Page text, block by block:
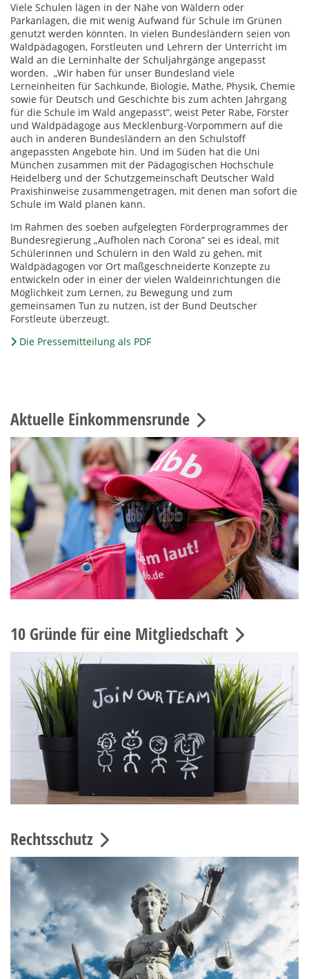
Viele Schulen lägen in der Nähe von Wäldern oder
Parkanlagen, die mit wenig Aufwand für Schule im Grünen
genutzt werden könnten. In vielen Bundesländern seien von
Waldpädagogen, Forstleuten und Lehrern der Unterricht im
Wald an die Lerninhalte der Schuljahrgänge angepasst
worden. „Wir haben für unser Bundesland viele
Lerneinheiten für Sachkunde, Biologie, Mathe, Physik, Chemie
sowie für Deutsch und Geschichte bis zum achten Jahrgang
für die Schule im Wald angepasst“, weist Peter Rabe, Förster
und Waldpädagoge aus Mecklenburg-Vorpommern auf die
auch in anderen Bundesländern an den Schulstoff
angepassten Angebote hin. Und im Süden hat die Uni
München zusammen mit der Pädagogischen Hochschule
Heidelberg und der Schutzgemeinschaft Deutscher Wald
Praxishinweise zusammengetragen, mit denen man sofort die
Schule im Wald planen kann.
Im Rahmen des soeben aufgelegten Förderprogrammes der
Bundesregierung „Aufholen nach Corona“ sei es ideal, mit
Schülerinnen und Schülern in den Wald zu gehen, mit
Waldpädagogen vor Ort maßgeschneiderte Konzepte zu
entwickeln oder in einer der vielen Waldeinrichtungen die
Möglichkeit zum Lernen, zu Bewegung und zum
gemeinsamen Tun zu nutzen, ist der Bund Deutscher
Forstleute überzeugt.
Die Pressemitteilung als PDF
Aktuelle Einkommensrunde
10 Gründe für eine Mitgliedschaft
Rechtsschutz